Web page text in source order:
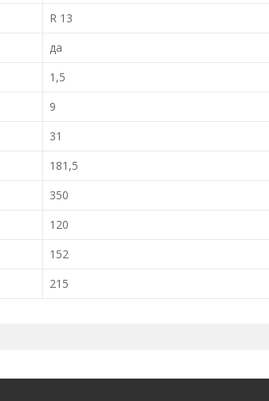
R 13
да
1,5
9
31
181,5
350
120
152
215